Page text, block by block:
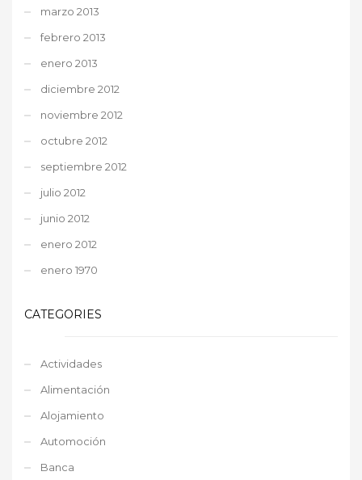
marzo 2013
febrero 2013
enero 2013
diciembre 2012
noviembre 2012
octubre 2012
septiembre 2012
julio 2012
junio 2012
enero 2012
enero 1970
CATEGORIES
Actividades
Alimentación
Alojamiento
Automoción
Banca